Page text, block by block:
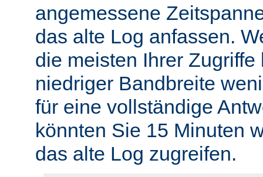
angemessene
das alte Log anfassen.
die meisten Ihrer
niedriger Bandbreite
für eine vollständige
könnten Sie 15 Minuten
das alte Log zugreifen.